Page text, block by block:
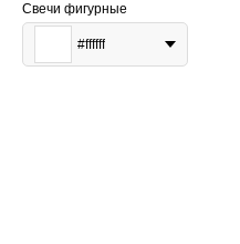
Свечи фигурные
#ffffff